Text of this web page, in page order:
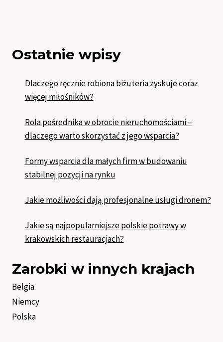
Ostatnie wpisy
Dlaczego ręcznie robiona biżuteria zyskuje coraz
więcej miłośników?
Rola pośrednika w obrocie nieruchomościami –
dlaczego warto skorzystać z jego wsparcia?
Formy wsparcia dla małych firm w budowaniu
stabilnej pozycji na rynku
Jakie możliwości dają profesjonalne usługi dronem?
Jakie są najpopularniejsze polskie potrawy w
krakowskich restauracjach?
Zarobki w innych krajach
Belgia
Niemcy
Polska